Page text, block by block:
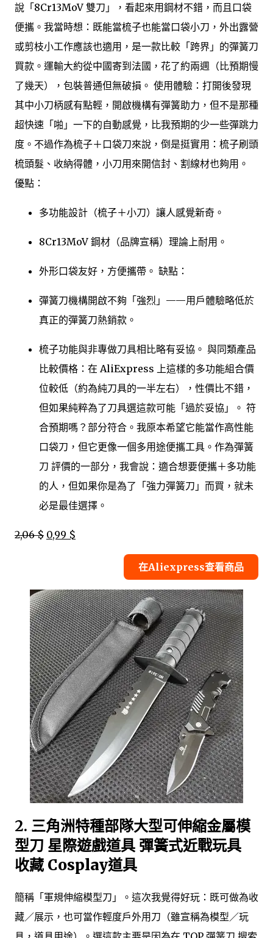
說「8Cr13MoV 雙刀」，看起來用鋼材不錯，而且口袋
便攜。我當時想：既能當梳子也能當口袋小刀，外出露營
或剪枝小工作應該也適用，是一款比較「跨界」的彈簧刀
買款。運輸大約從中國寄到法國，花了約兩週（比預期慢
了幾天），包裝普通但無破損。 使用體驗：打開後發現
其中小刀柄感有點輕，開啟機構有彈簧助力，但不是那種
超快速「啪」一下的自動感覺，比我預期的少一些彈跳力
度。不過作為梳子＋口袋刀來說，倒是挺實用：梳子刷頭
梳頭髮、收納得體，小刀用來開信封、割線材也夠用。
優點：
多功能設計（梳子＋小刀）讓人感覺新奇。
8Cr13MoV 鋼材（品牌宣稱）理論上耐用。
外形口袋友好，方便攜帶。 缺點：
彈簧刀機構開啟不夠「強烈」——用戶體驗略低於
真正的彈簧刀熱銷款。
梳子功能與非專做刀具相比略有妥協。 與同類產品
比較價格：在 AliExpress 上這樣的多功能組合價
位較低（約為純刀具的一半左右），性價比不錯，
但如果純粹為了刀具選這款可能「過於妥協」。 符
合預期嗎？部分符合。我原本希望它能當作高性能
口袋刀，但它更像一個多用途便攜工具。作為彈簧
刀 評價的一部分，我會說：適合想要便攜＋多功能
的人，但如果你是為了「強力彈簧刀」而買，就未
必是最佳選擇。
2,06 $ 0,99 $
在Aliexpress查看商品
2. 三角洲特種部隊大型可伸縮金屬模
型刀 星際遊戲道具 彈簧式近戰玩具
收藏 Cosplay道具
簡稱「軍規伸縮模型刀」。這次我覺得好玩：既可做為收
藏／展示，也可當作輕度戶外用刀（雖宣稱為模型／玩